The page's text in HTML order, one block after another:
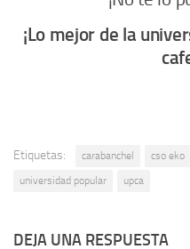
¡Lo mejor de la
Etiquetas: carabanchel cso eko
universidad popular
upca
DEJA UNA RESPUESTA